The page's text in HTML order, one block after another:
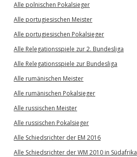
Alle polnischen Pokalsieger
Alle portugiesischen Meister
Alle portugiesischen Pokalsieger
Alle Relegationsspiele zur 2. Bundesliga
Alle Relegationsspiele zur Bundesliga
Alle rumänischen Meister
Alle rumänischen Pokalsieger
Alle russischen Meister
Alle russischen Pokalsieger
Alle Schiedsrichter der EM 2016
Alle Schiedsrichter der WM 2010 in Südafrika